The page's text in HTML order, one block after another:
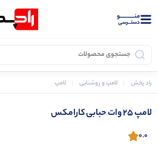
منــــــــــــو
دستــرسی
راد پخش لامپ و روشنایی لامپ
لامپ 25 وات حبابی کارامکس
0.0